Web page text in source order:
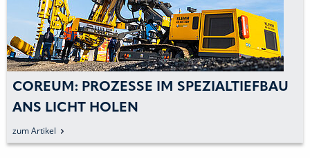
IM SPEZIALTIEFBAU
COREUM: 14